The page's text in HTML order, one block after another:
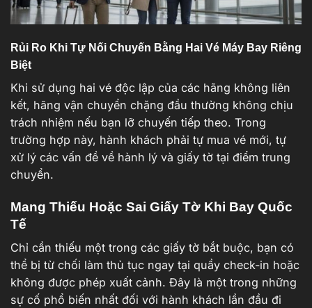
Rủi Ro Khi Tự Nối Chuyến Bằng Hai Vé Máy Bay Riêng
Biệt
Khi sử dụng hai vé độc lập của các hãng không liên
kết, hãng vận chuyển chặng đầu thường không chịu
trách nhiệm nếu bạn lỡ chuyến tiếp theo. Trong
trường hợp này, hành khách phải tự mua vé mới, tự
xử lý các vấn đề về hành lý và giấy tờ tại điểm trung
chuyển.
Mang Thiếu Hoặc Sai Giấy Tờ Khi Bay Quốc
Tế
Chỉ cần thiếu một trong các giấy tờ bắt buộc, bạn có
thể bị từ chối làm thủ tục ngay tại quầy check-in hoặc
không được phép xuất cảnh. Đây là một trong những
sự cố phổ biến nhất đối với hành khách lần đầu đi